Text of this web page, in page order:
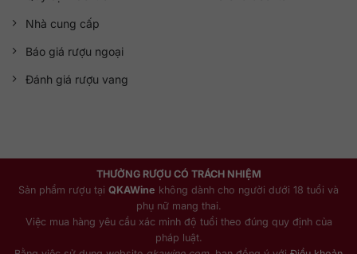
Nhà cung cấp
Báo giá rượu ngoại
Đánh giá rượu vang
THƯỞNG RƯỢU CÓ TRÁCH NHIỆM
Sản phẩm rượu tại QKAWine không dành cho người dưới 18 tuổi và
phụ nữ mang thai.
Việc mua hàng yêu cầu xác minh độ tuổi theo đúng quy định của
pháp luật.